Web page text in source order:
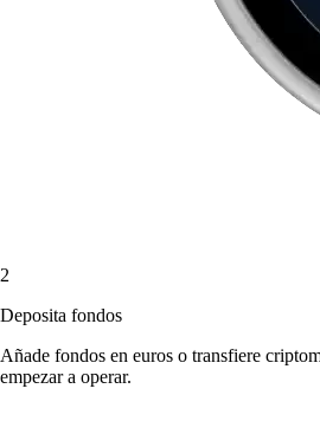
2
Deposita fondos
Añade fondos en euros o transfiere
empezar a operar.